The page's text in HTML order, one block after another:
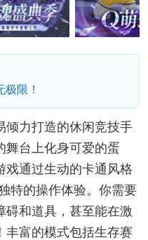
限！
倾力打造的休闲竞技手
舞台上化身可爱的蛋
戏通过生动的卡通风格
特的操作体验。你需要
碍和道具，甚至能在激
丰富的模式包括生存赛